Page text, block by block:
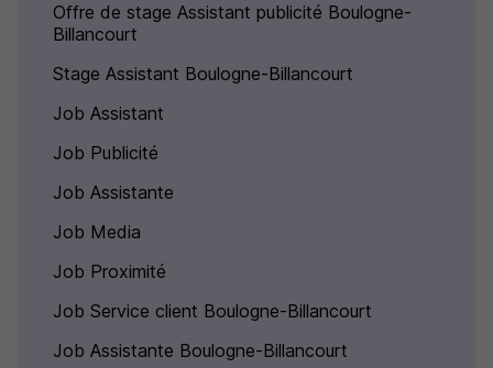
Offre de stage Assistant publicité Boulogne-
Billancourt
Stage Assistant Boulogne-Billancourt
Job Assistant
Job Publicité
Job Assistante
Job Media
Job Proximité
Job Service client Boulogne-Billancourt
Job Assistante Boulogne-Billancourt